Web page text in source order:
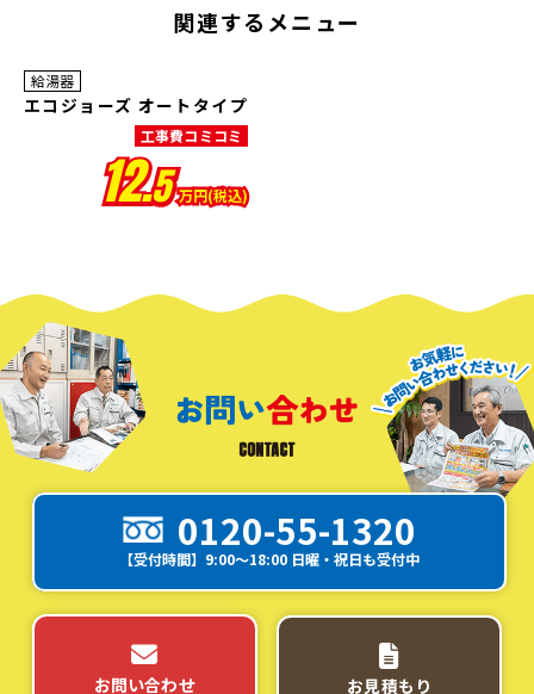
関連するメニュー
給湯器
エコジョーズ オートタイプ
工事費コミコミ
12.5 万円(税込)
0120-55-1320
【受付時間】9:00～18:00 日曜・祝日も受付中
お問い合わせ お見積もり